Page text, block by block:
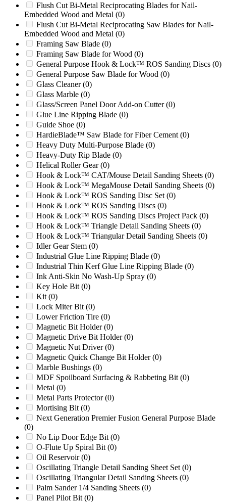
G1454MB(0)
G1628 (0)
G2024MB(0)
G2036 (0)
G2036MB(0)
G2054MB(0)
G2436M1(0)
G2436MB(0)
G3036M1(0)
G3036M2(0)
Gala(0)
GC800V(0)
Genox GC800V
Genox GXC1200G (0)
GK1000(0)
GK2442RS (0)
Gloucester 14 X 28(0)
Gloucester 14 X 56(0)
GR1000(0)
Granutech 1224 (0)
Granutech 1424 (0)
Granutech 1624 (0)
Granutech 2048 (0)
Granutech 2548 (0)
GSH800(0)
GXC1200G(0)
HD-3(0)
HD-5B(0)
HD-5C(0)
HD-6(0)
HD-6C(0)
HD-7(0)
HD-8(0)
HD1626 (0)
HD2028 (0)
HD2056 (0)
Herbold 45/100(0)
Herbold 60/100(0)
Herbold LM600/1000
Herbold SML 60/100(0)
Herbold SML 60/145
Herbold SML 80/160(0)
HURRICANE 30/36(0)
HURRICANE RS(0)
HURRICANE TRX
Hyroller 1200(0)
III(0)
Later Models(0)
LC28(0)
Flush Cut Bi-Metal Reciprocating Blades for Nail-
Embedded Wood and Metal (0)
Flush Cut Bi-Metal Reciprocating Saw Blades for Nail-
Embedded Wood and Metal (0)
Framing Saw Blade (0)
Framing Saw Blade for Wood (0)
General Purpose Hook & Lock™ ROS Sanding Discs (0)
General Purpose Saw Blade for Wood (0)
Glass Cleaner(0)
Glass Marble (0)
Glass/Screen Panel Door Add-on Cutter(0)
Glue Line Ripping Blade (0)
Guide Shoe (0)
HardieBlade™ Saw Blade for Fiber Cement (0)
Heavy Duty Multi-Purpose Blade (0)
Heavy-Duty Rip Blade (0)
Helical Roller Gear(0)
Hook & Lock™ CAT/Mouse Detail Sanding Sheets (0)
Hook & Lock™ MegaMouse Detail Sanding Sheets (0)
Hook & Lock™ ROS Sanding Disc Set (0)
Hook & Lock™ ROS Sanding Discs (0)
Hook & Lock™ ROS Sanding Discs Project Pack (0)
Hook & Lock™ Triangle Detail Sanding Sheets (0)
Hook & Lock™ Triangular Detail Sanding Sheets (0)
Idler Gear Stem (0)
Industrial Glue Line Ripping Blade (0)
Industrial Thin Kerf Glue Line Ripping Blade (0)
Ink Anti-Skin No Wash-Up Spray (0)
Key Hole Bit (0)
Kit (0)
Lock Miter Bit (0)
Lower Friction Tire (0)
Magnetic Bit Holder(0)
Magnetic Drive Bit Holder(0)
Magnetic Nut Driver(0)
Magnetic Quick Change Bit Holder(0)
Marble Bushings (0)
MDF Spoilboard Surfacing & Rabbeting Bit (0)
Metal (0)
Metal Parts Protector(0)
Mortising Bit (0)
Next Generation Premier Fusion General Purpose Blade
(0)
No Lip Door Edge Bit (0)
O-Flute Up Spiral Bit (0)
Oil Reservoir(0)
Oscillating Triangle Detail Sanding Sheet Set (0)
Oscillating Triangular Detail Sanding Sheets (0)
Palm Sander 1/4 Sanding Sheets (0)
Panel Pilot Bit (0)